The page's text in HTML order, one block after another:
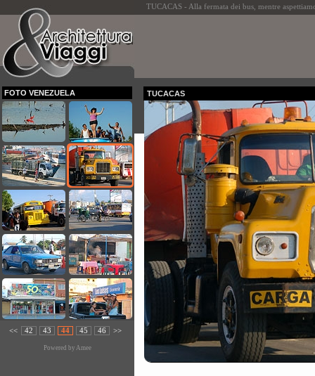
TUCACAS - Alla fermata dei bus, mentre
FOTO VENEZUELA
<< 42 43 44 45 46 >>
Powered by Amee
TUCACAS